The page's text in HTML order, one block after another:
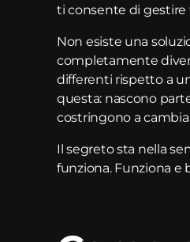
ti consente di
Non esiste una
completamente
differenti rispetto a
questa: nascono
costringono a
Il segreto sta nella
funziona. Funziona e